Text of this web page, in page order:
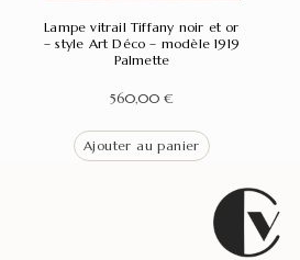
Lampe vitrail Tiffany noir et or
– style Art Déco – modèle 1919
Palmette
560,00 €
Ajouter au panier